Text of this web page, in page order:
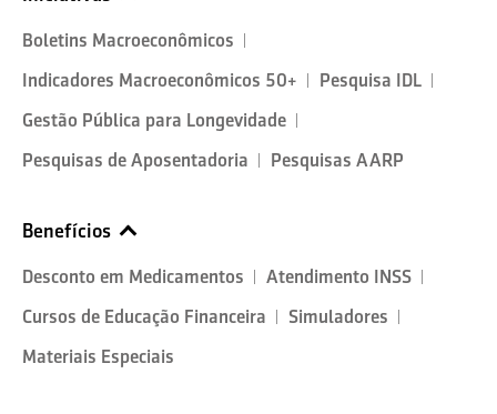
Boletins Macroeconômicos
Indicadores Macroeconômicos 50+
Pesquisa IDL
Gestão Pública para Longevidade
Pesquisas de Aposentadoria
Pesquisas AARP
Benefícios
Desconto em Medicamentos
Atendimento INSS
Cursos de Educação Financeira
Simuladores
Materiais Especiais